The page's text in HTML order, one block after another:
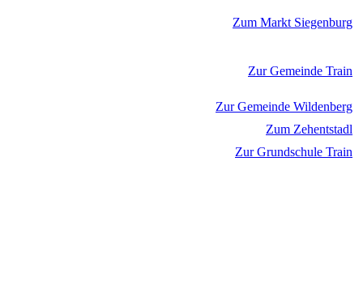
Zum Markt Siegenburg
Zur Gemeinde Train
Zur Gemeinde Wildenberg
Zum Zehentstadl
Zur Grundschule Train